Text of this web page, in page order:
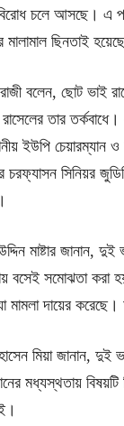
বিরোধ চলে আসছে। এ
মালামাল ছিনতাই
বলেন, ছোট ভাই
তার
ইউপি চেয়ারম্যান
সিনিয়র
মাষ্টার জানান,
বসেই সমোঝতা
মামলা দায়ের
মিয়া জানান, দুই
মধ্যস্থতায়